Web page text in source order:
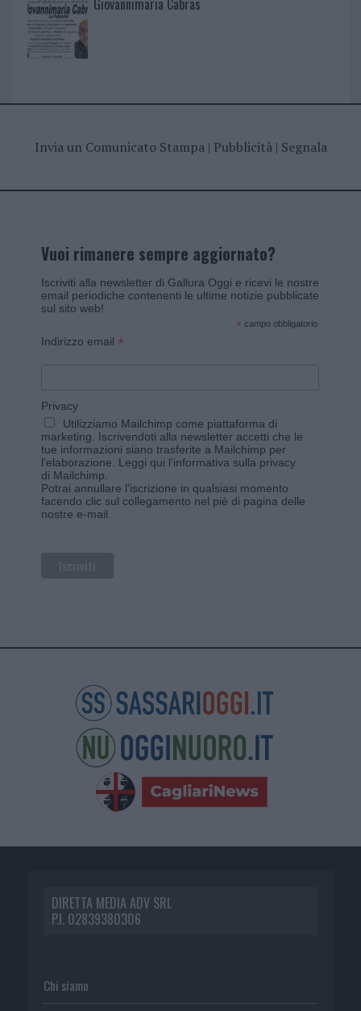
Giovannimaria Cabras
Invia un Comunicato Stampa| Pubblicità| Segnala
Vuoi rimanere sempre aggiornato?
Iscriviti alla newsletter di Gallura Oggi e ricevi le nostre
email periodiche contenenti le ultime notizie pubblicate
sul sito web!
* campo obbligatorio
Indirizzo email *
Privacy
Utilizziamo Mailchimp come piattaforma di
marketing. Iscrivendoti alla newsletter accetti che le
tue informazioni siano trasferite a Mailchimp per
l'elaborazione. Leggi qui l'informativa sulla privacy
di Mailchimp
Potrai annullare l'iscrizione in qualsiasi momento
facendo clic sul collegamento nel piè di pagina delle
nostre e-mail.
DIRETTA MEDIA ADV SRL
P.I. 02839380306
Chi siamo